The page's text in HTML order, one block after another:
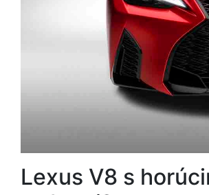
Lexus V8 s